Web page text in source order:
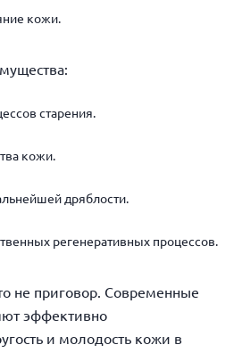
кожи.
старения.
кожи.
дряблости.
регенеративных процессов.
не приговор. Современные
эффективно
и молодость кожи в